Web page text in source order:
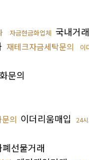
자금현금화업체 국내거
재테크자금세탁문의 이
문의
의 이더리움매입 24
선물거래